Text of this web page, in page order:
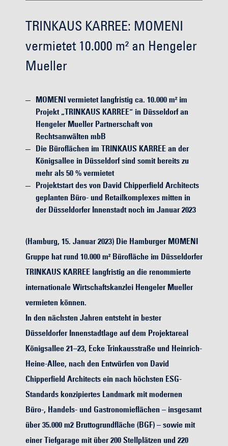
TRINKAUS KARREE: MOMENI
vermietet 10.000 m² an Hengeler
Mueller
MOMENI vermietet langfristig ca. 10.000 m² im
Projekt „TRINKAUS KARREE“ in Düsseldorf an
Hengeler Mueller Partnerschaft von
Rechtsanwälten mbB
Die Büroflächen im TRINKAUS KARREE an der
Königsallee in Düsseldorf sind somit bereits zu
mehr als 50 % vermietet
Projektstart des von David Chipperfield Architects
geplanten Büro- und Retailkomplexes mitten in
der Düsseldorfer Innenstadt noch im Januar 2023
(Hamburg, 15. Januar 2023) Die Hamburger MOMENI
Gruppe hat rund 10.000 m² Bürofläche im Düsseldorfer
TRINKAUS KARREE langfristig an die renommierte
internationale Wirtschaftskanzlei Hengeler Mueller
vermieten können.
In den nächsten Jahren entsteht in bester
Düsseldorfer Innenstadtlage auf dem Projektareal
Königsallee 21–23, Ecke Trinkausstraße und Heinrich-
Heine-Allee, nach den Entwürfen von David
Chipperfield Architects ein nach höchsten ESG-
Standards konzipiertes Landmark mit modernen
Büro-, Handels- und Gastronomieflächen – insgesamt
über 35.000 m2 Bruttogrundfläche (BGF) – sowie mit
einer Tiefgarage mit über 200 Stellplätzen und 220